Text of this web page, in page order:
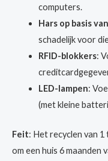
computers.
Hars op basis
schadelijk voor
RFID-blokkers:
LED-lampen:
(met kleine
Feit: Het recyclen van
om een huis 6